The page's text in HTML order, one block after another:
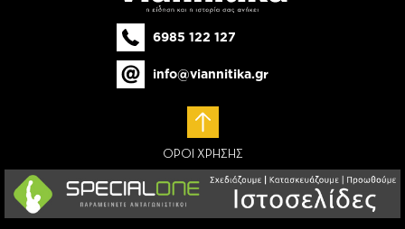
6985 122 127
info@viannitika.gr
ΟΡΟΙ ΧΡΗΣΗΣ